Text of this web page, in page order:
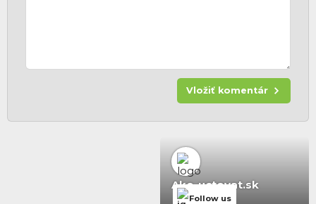
Vložiť komentár
Ako-uctovat.sk
Follow us